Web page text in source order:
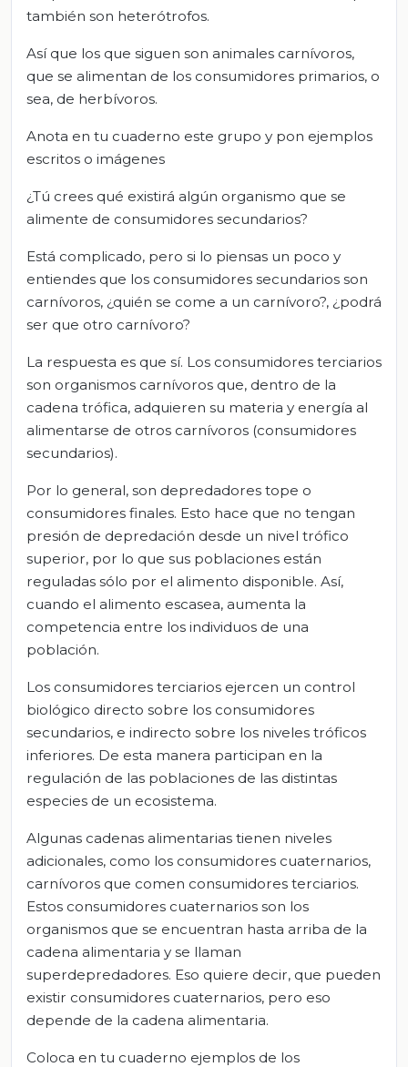
también son heterótrofos.
Así que los que siguen son animales carnívoros,
que se alimentan de los consumidores primarios, o
sea, de herbívoros.
Anota en tu cuaderno este grupo y pon ejemplos
escritos o imágenes
¿Tú crees qué existirá algún organismo que se
alimente de consumidores secundarios?
Está complicado, pero si lo piensas un poco y
entiendes que los consumidores secundarios son
carnívoros, ¿quién se come a un carnívoro?, ¿podrá
ser que otro carnívoro?
La respuesta es que sí. Los consumidores terciarios
son organismos carnívoros que, dentro de la
cadena trófica, adquieren su materia y energía al
alimentarse de otros carnívoros (consumidores
secundarios).
Por lo general, son depredadores tope o
consumidores finales. Esto hace que no tengan
presión de depredación desde un nivel trófico
superior, por lo que sus poblaciones están
reguladas sólo por el alimento disponible. Así,
cuando el alimento escasea, aumenta la
competencia entre los individuos de una
población.
Los consumidores terciarios ejercen un control
biológico directo sobre los consumidores
secundarios, e indirecto sobre los niveles tróficos
inferiores. De esta manera participan en la
regulación de las poblaciones de las distintas
especies de un ecosistema.
Algunas cadenas alimentarias tienen niveles
adicionales, como los consumidores cuaternarios,
carnívoros que comen consumidores terciarios.
Estos consumidores cuaternarios son los
organismos que se encuentran hasta arriba de la
cadena alimentaria y se llaman
superdepredadores. Eso quiere decir, que pueden
existir consumidores cuaternarios, pero eso
depende de la cadena alimentaria.
Coloca en tu cuaderno ejemplos de los